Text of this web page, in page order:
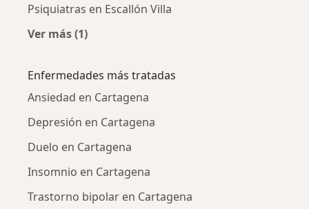
Psiquiatras en Escallón Villa
Ver más (1)
Enfermedades más tratadas
Ansiedad en Cartagena
Depresión en Cartagena
Duelo en Cartagena
Insomnio en Cartagena
Trastorno bipolar en Cartagena